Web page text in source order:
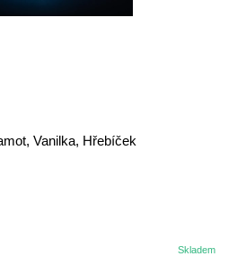
Vanilka, Hřebíček
Skladem